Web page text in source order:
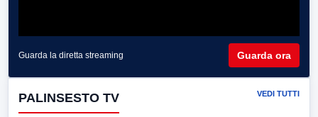
Guarda la diretta streaming Guarda ora
PALINSESTO TV VEDI TUTTI